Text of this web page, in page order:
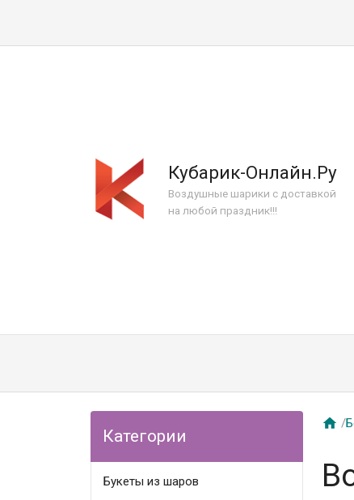
Кубарик-Онлайн.Ру
Воздушные шарики с доставкой
на любой праздник!!!
Категории
Букеты из шаров
 /